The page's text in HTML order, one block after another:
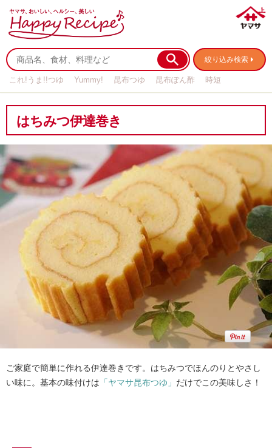
絞り込み検索
これ!うま!!つゆ Yummy! 昆布つゆ 昆布ぽん酢
時短
はちみつ伊達巻き
ご家庭で簡単に作れる伊達巻きです。はちみつでほんのりとやさし
い味に。基本の味付けは 「ヤマサ昆布つゆ」 だけでこの美味しさ！